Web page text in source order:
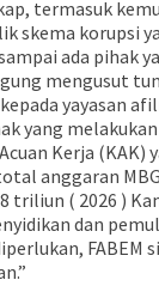
termasuk
skema korupsi
ada pihak
mengusut
yayasan
yang
Kerja (KAK)
anggaran
triliun ( 2026 )
dan
FABEM